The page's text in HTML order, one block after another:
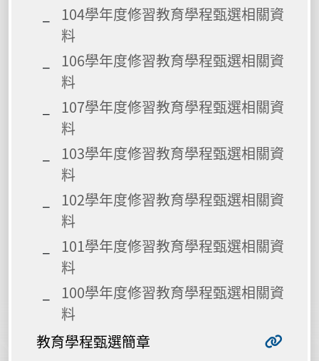
104學年度修習教育學程甄選相關資
料
106學年度修習教育學程甄選相關資
料
107學年度修習教育學程甄選相關資
料
103學年度修習教育學程甄選相關資
料
102學年度修習教育學程甄選相關資
料
101學年度修習教育學程甄選相關資
料
100學年度修習教育學程甄選相關資
料
教育學程甄選簡章